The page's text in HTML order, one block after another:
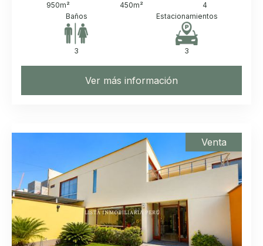
950m² 450m²
4
Baños
3
Estacionamientos
3
Ver más información
Venta